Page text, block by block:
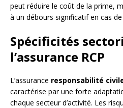
peut réduire le coût de la prime,
à un débours significatif en cas
Spécificités
l’assurance RCP
L’assurance responsabilité
caractérise par une forte
chaque secteur d’activité. Les